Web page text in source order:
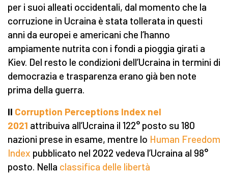
per i suoi alleati occidentali, dal momento che la
corruzione in Ucraina è stata tollerata in questi
anni da europei e americani che l’hanno
ampiamente nutrita con i fondi a pioggia girati a
Kiev. Del resto le condizioni dell’Ucraina in termini di
democrazia e trasparenza erano già ben note
prima della guerra.
Il Corruption Perceptions Index nel
2021 attribuiva all’Ucraina il 122° posto su 180
nazioni prese in esame, mentre lo Human Freedom
Index pubblicato nel 2022 vedeva l’Ucraina al 98°
posto. Nella classifica delle libertà